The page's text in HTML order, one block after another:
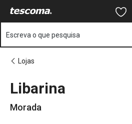
Saltar para o
Saltar para a
Saltar para a
Escreva o que pesquisa
Lojas
Libarina
Morada